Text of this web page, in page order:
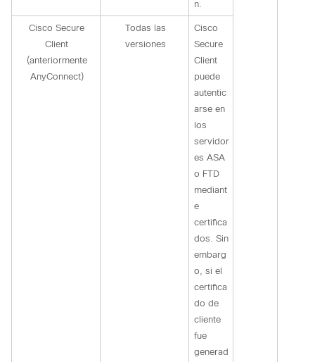
n.
Cisco Secure
Client
(anteriormente
AnyConnect)
Todas las
versiones
Cisco
Secure
Client
puede
autentic
arse en
los
servidor
es ASA
o FTD
mediant
e
certifica
dos. Sin
embarg
o, si el
certifica
do de
cliente
fue
generad